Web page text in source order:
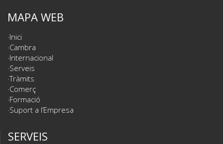
MAPA WEB
Inici
Cambra
Internacional
Serveis
Tràmits
Comerç
Formació
Suport a l’Empresa
SERVEIS